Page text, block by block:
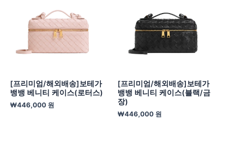
[프리미엄/해외배송]보테가
뱅뱅 베니티 케이스(로터스)
₩446,000 원
[프리미엄/해외배송]보테가
뱅뱅 베니티 케이스(블랙/금
장)
₩446,000 원